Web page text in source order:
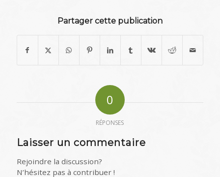
Partager cette publication
0
RÉPONSES
Laisser un commentaire
Rejoindre la discussion?
N’hésitez pas à contribuer !